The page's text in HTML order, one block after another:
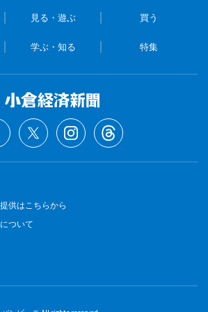
見る・遊ぶ 買う
学ぶ・知る 特集
供はこちらから
ついて